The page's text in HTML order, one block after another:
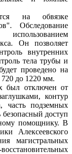
на обвязке
Обследование
Он позволяет
внутренних
тела трубы и
проведено на
720 до 1220 мм.
был отключен от
контур
часть подземных
доступ
помощнику. В
Алексеевского
магистральных